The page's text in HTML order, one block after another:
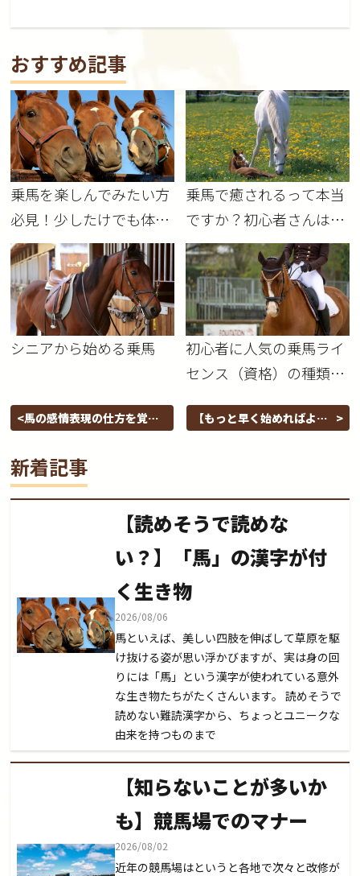
おすすめ記事
乗馬を楽しんでみたい方
必見！少したけでも体験
してみませんか？
乗馬で癒されるって本当
ですか？初心者さんは必
見です！
シニアから始める乗馬
初心者に人気の乗馬ライ
センス（資格）の種類と
馬の感情表現の仕方を覚え
【もっと早く始めればよか
新着記事
【読めそうで読めな
い？】「馬」の漢字が付
く生き物
2026/08/06
馬といえば、美しい四肢を伸ばして草原を駆
け抜ける姿が思い浮かびますが、実は身の回
りには「馬」という漢字が使われている意外
な生き物たちがたくさんいます。 読めそうで
読めない難読漢字から、ちょっとユニークな
由来を持つものまで
【知らないことが多いか
も】競馬場でのマナー
2026/08/02
近年の競馬場はというと各地で次々と改修が